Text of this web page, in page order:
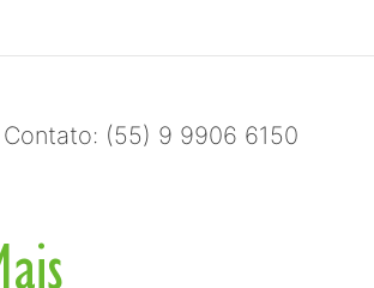
Contato: (55) 9 9906 6150